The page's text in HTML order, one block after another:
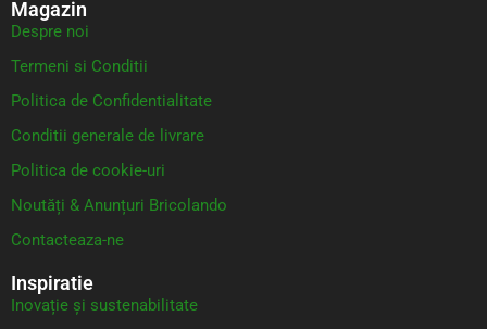
Magazin
Despre noi
Termeni si Conditii
Politica de Confidentialitate
Conditii generale de livrare
Politica de cookie-uri
Noutăți & Anunțuri Bricolando
Contacteaza-ne
Inspiratie
Inovație și sustenabilitate